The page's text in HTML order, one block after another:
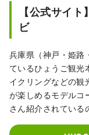
【公式サイ
ビ
兵庫県（神戸・姫路
ているひょうご観光
イクリングなどの観
が楽しめるモデルコ
さん紹介されている